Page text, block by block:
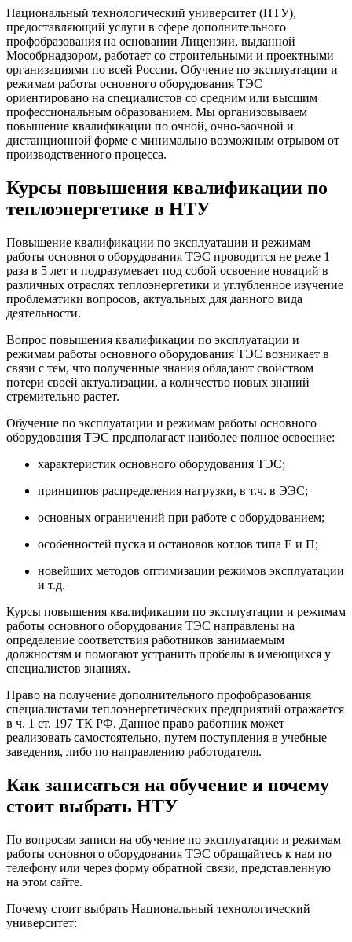
Национальный технологический университет (НТУ),
предоставляющий услуги в сфере дополнительного
профобразования на основании Лицензии, выданной
Мособрнадзором, работает со строительными и проектными
организациями по всей России. Обучение по эксплуатации и
режимам работы основного оборудования ТЭС
ориентировано на специалистов со средним или высшим
профессиональным образованием. Мы организовываем
повышение квалификации по очной, очно-заочной и
дистанционной форме с минимально возможным отрывом от
производственного процесса.
Курсы повышения квалификации по
теплоэнергетике в НТУ
Повышение квалификации по эксплуатации и режимам
работы основного оборудования ТЭС проводится не реже 1
раза в 5 лет и подразумевает под собой освоение новаций в
различных отраслях теплоэнергетики и углубленное изучение
проблематики вопросов, актуальных для данного вида
деятельности.
Вопрос повышения квалификации по эксплуатации и
режимам работы основного оборудования ТЭС возникает в
связи с тем, что полученные знания обладают свойством
потери своей актуализации, а количество новых знаний
стремительно растет.
Обучение по эксплуатации и режимам работы основного
оборудования ТЭС предполагает наиболее полное освоение:
характеристик основного оборудования ТЭС;
принципов распределения нагрузки, в т.ч. в ЭЭС;
основных ограничений при работе с оборудованием;
особенностей пуска и остановов котлов типа Е и П;
новейших методов оптимизации режимов эксплуатации
и т.д.
Курсы повышения квалификации по эксплуатации и режимам
работы основного оборудования ТЭС направлены на
определение соответствия работников занимаемым
должностям и помогают устранить пробелы в имеющихся у
специалистов знаниях.
Право на получение дополнительного профобразования
специалистами теплоэнергетических предприятий отражается
в ч. 1 ст. 197 ТК РФ. Данное право работник может
реализовать самостоятельно, путем поступления в учебные
заведения, либо по направлению работодателя.
Как записаться на обучение и почему
стоит выбрать НТУ
По вопросам записи на обучение по эксплуатации и режимам
работы основного оборудования ТЭС обращайтесь к нам по
телефону или через форму обратной связи, представленную
на этом сайте.
Почему стоит выбрать Национальный технологический
университет: